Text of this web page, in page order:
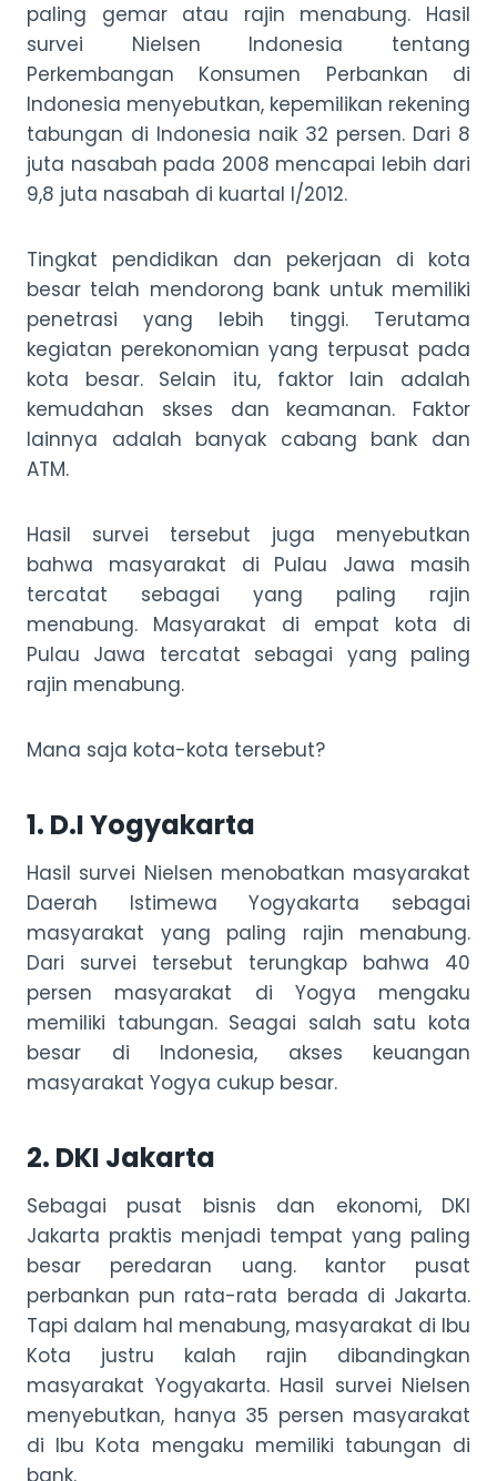
paling gemar atau rajin menabung. Hasil
survei Nielsen Indonesia tentang
Perkembangan Konsumen Perbankan di
Indonesia menyebutkan, kepemilikan rekening
tabungan di Indonesia naik 32 persen. Dari 8
juta nasabah pada 2008 mencapai lebih dari
9,8 juta nasabah di kuartal I/2012.
Tingkat pendidikan dan pekerjaan di kota
besar telah mendorong bank untuk memiliki
penetrasi yang lebih tinggi. Terutama
kegiatan perekonomian yang terpusat pada
kota besar. Selain itu, faktor lain adalah
kemudahan skses dan keamanan. Faktor
lainnya adalah banyak cabang bank dan
ATM.
Hasil survei tersebut juga menyebutkan
bahwa masyarakat di Pulau Jawa masih
tercatat sebagai yang paling rajin
menabung. Masyarakat di empat kota di
Pulau Jawa tercatat sebagai yang paling
rajin menabung.
Mana saja kota-kota tersebut?
1. D.I Yogyakarta
Hasil survei Nielsen menobatkan masyarakat
Daerah Istimewa Yogyakarta sebagai
masyarakat yang paling rajin menabung.
Dari survei tersebut terungkap bahwa 40
persen masyarakat di Yogya mengaku
memiliki tabungan. Seagai salah satu kota
besar di Indonesia, akses keuangan
masyarakat Yogya cukup besar.
2. DKI Jakarta
Sebagai pusat bisnis dan ekonomi, DKI
Jakarta praktis menjadi tempat yang paling
besar peredaran uang. kantor pusat
perbankan pun rata-rata berada di Jakarta.
Tapi dalam hal menabung, masyarakat di Ibu
Kota justru kalah rajin dibandingkan
masyarakat Yogyakarta. Hasil survei Nielsen
menyebutkan, hanya 35 persen masyarakat
di Ibu Kota mengaku memiliki tabungan di